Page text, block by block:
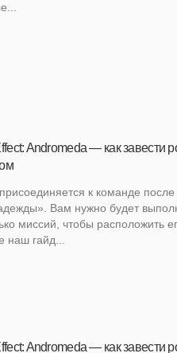
Andromeda — как завести
к команде
Вам нужно будет
миссий, чтобы расположить
наш гайд...
Andromeda — как завести